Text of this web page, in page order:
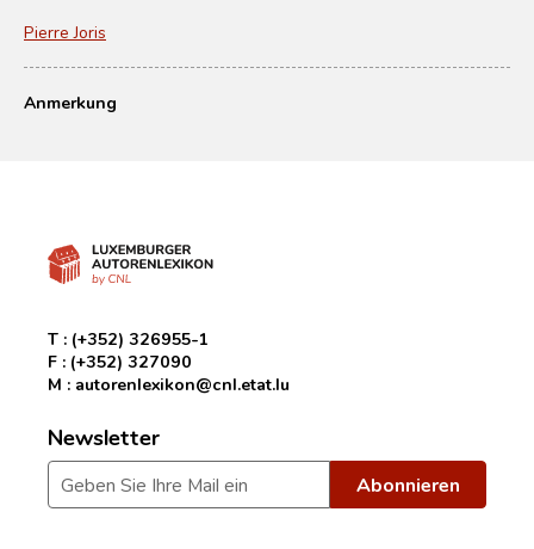
Pierre Joris
Anmerkung
T : (+352) 326955-1
F : (+352) 327090
M : autorenlexikon@cnl.etat.lu
Newsletter